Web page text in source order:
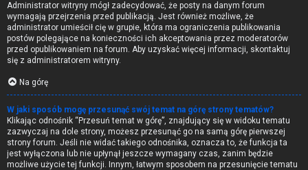
Administrator witryny mógł zadecydować, że posty na danym forum
wymagają przejrzenia przed publikacją. Jest również możliwe, że
administrator umieścił cię w grupie, która ma ograniczenia publikowania
postów polegające na konieczności ich akceptowania przez moderatorów
przed opublikowaniem na forum. Aby uzyskać więcej informacji, skontaktuj
się z administratorem witryny.
Na górę
W jaki sposób mogę przesunąć swój temat na górę strony tematów?
Klikając odnośnik “Przesuń temat w górę”, znajdujący się w widoku tematu
zazwyczaj na dole strony, możesz przesunąć go na samą górę pierwszej
strony forum. Jeśli nie widać takiego odnośnika, oznacza to, że funkcja ta
jest wyłączona lub nie upłynął jeszcze wymagany czas, zanim będzie
możliwe użycie tej funkcji. Innym, łatwym sposobem na przesunięcie tematu